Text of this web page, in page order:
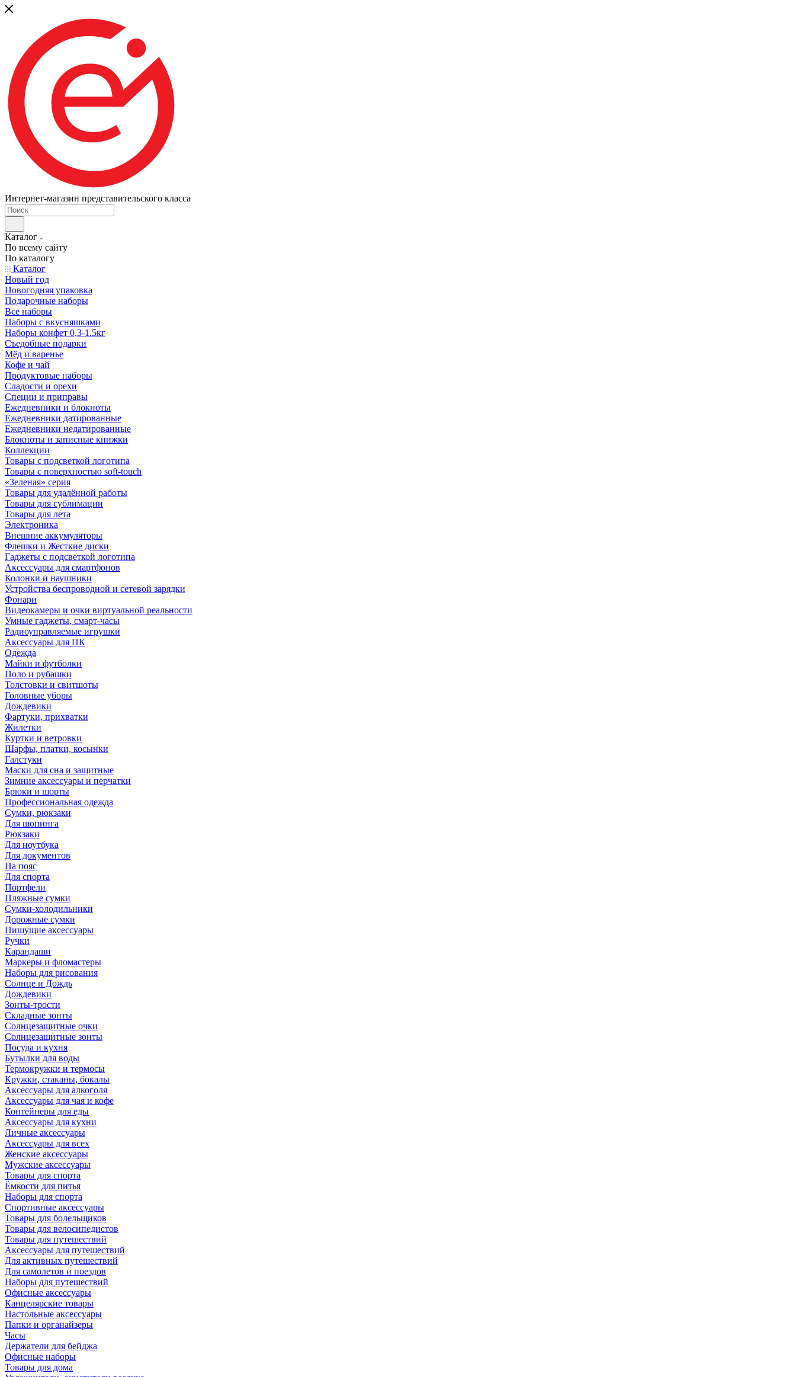
Интернет-магазин представительского класса
Каталог
По всему сайту
По каталогу
Каталог
Новый год
Новогодняя упаковка
Подарочные наборы
Все наборы
Наборы с вкусняшками
Наборы конфет 0,3-1.5кг
Съедобные подарки
Мёд и варенье
Кофе и чай
Продуктовые наборы
Сладости и орехи
Специи и приправы
Ежедневники и блокноты
Ежедневники датированные
Ежедневники недатированные
Блокноты и записные книжки
Коллекции
Товары с подсветкой логотипа
Товары с поверхностью soft-touch
«Зеленая» серия
Товары для удалённой работы
Товары для сублимации
Товары для лета
Электроника
Внешние аккумуляторы
Флешки и Жесткие диски
Гаджеты с подсветкой логотипа
Аксессуары для смартфонов
Колонки и наушники
Устройства беспроводной и сетевой зарядки
Фонари
Видеокамеры и очки виртуальной реальности
Умные гаджеты, смарт-часы
Радиоуправляемые игрушки
Аксессуары для ПК
Одежда
Майки и футболки
Поло и рубашки
Толстовки и свитшоты
Головные уборы
Дождевики
Фартуки, прихватки
Жилетки
Куртки и ветровки
Шарфы, платки, косынки
Галстуки
Маски для сна и защитные
Зимние аксессуары и перчатки
Брюки и шорты
Профессиональная одежда
Сумки, рюкзаки
Для шопинга
Рюкзаки
Для ноутбука
Для документов
На пояс
Для спорта
Портфели
Пляжные сумки
Сумки-холодильники
Дорожные сумки
Пишущие аксессуары
Ручки
Карандаши
Маркеры и фломастеры
Наборы для рисования
Солнце и Дождь
Дождевики
Зонты-трости
Складные зонты
Солнцезащитные очки
Солнцезащитные зонты
Посуда и кухня
Бутылки для воды
Термокружки и термосы
Кружки, стаканы, бокалы
Аксессуары для алкоголя
Аксессуары для чая и кофе
Контейнеры для еды
Аксессуары для кухни
Личные аксессуары
Аксессуары для всех
Женские аксессуары
Мужские аксессуары
Товары для спорта
Ёмкости для питья
Наборы для спорта
Спортивные аксессуары
Товары для болельщиков
Товары для велосипедистов
Товары для путешествий
Аксессуары для путешествий
Для активных путешествий
Для самолетов и поездов
Наборы для путешествий
Офисные аксессуары
Канцелярские товары
Настольные аксессуары
Папки и органайзеры
Часы
Держатели для бейджа
Офисные наборы
Товары для дома